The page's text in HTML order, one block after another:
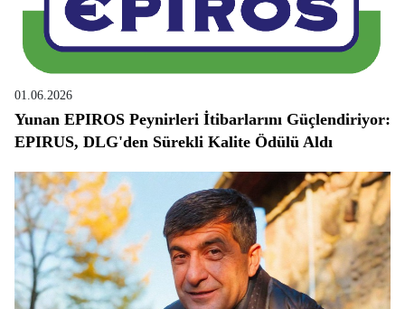
01.06.2026
Yunan EPIROS Peynirleri İtibarlarını Güçlendiriyor:
EPIRUS, DLG'den Sürekli Kalite Ödülü Aldı